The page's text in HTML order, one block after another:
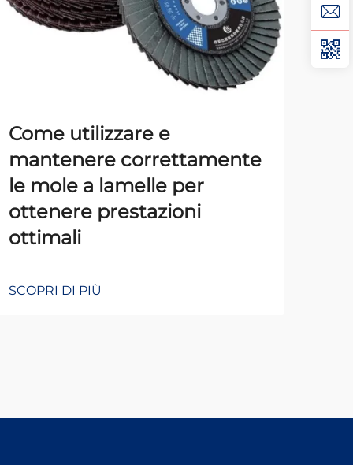
Come utilizzare e
mantenere correttamente
le mole a lamelle per
ottenere prestazioni
ottimali
SCOPRI DI PIÙ